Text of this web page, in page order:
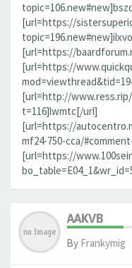
[url=https://
[url=https://
[url=https://
[url=http://
t=116]lwmtc[/url]
[url=https://
mf24-750-cca/
[url=https://
AAKVB
By Frankymig